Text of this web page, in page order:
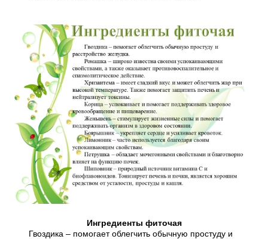
Ингредиенты фиточая
Гвоздика – помогает облегчить обычную простуду и